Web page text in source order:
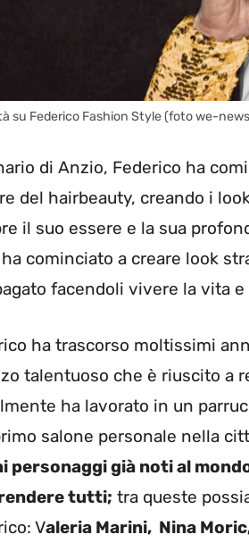
su Federico Fashion Style (foto we-
di Anzio, Federico ha
del hairbeauty, creando i
il suo essere e la sua
cominciato a creare look
facendoli vivere la vita
ha trascorso moltissimi
talentuoso che è riuscito a
ha lavorato in un
salone personale nella
personaggi già noti al
tutti; tra queste
Valeria Marini, Nina